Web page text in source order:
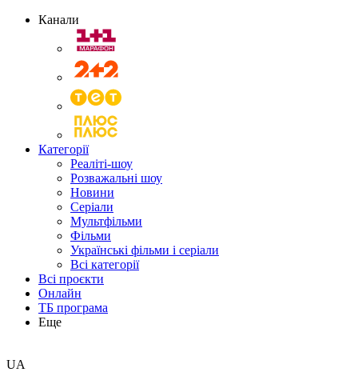
Канали
Категорії
Реаліті-шоу
Розважальні шоу
Новини
Серіали
Мультфільми
Фільми
Українські фільми і серіали
Всі категорії
Всі проєкти
Онлайн
ТБ програма
Еще
UA